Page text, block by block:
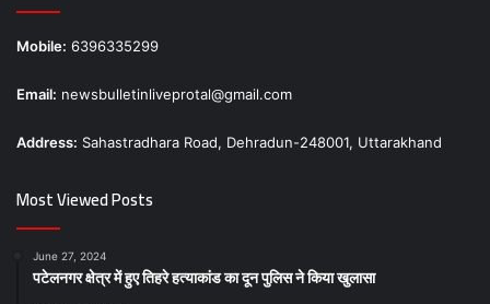
Mobile: 6396335299
Email: newsbulletinliveprotal@gmail.com
Address: Sahastradhara Road, Dehradun-248001, Uttarakhand
Most Viewed Posts
June 27, 2024
पटेलनगर क्षेत्र में हुए तिहरे हत्याकांड का दून पुलिस ने किया खुलासा